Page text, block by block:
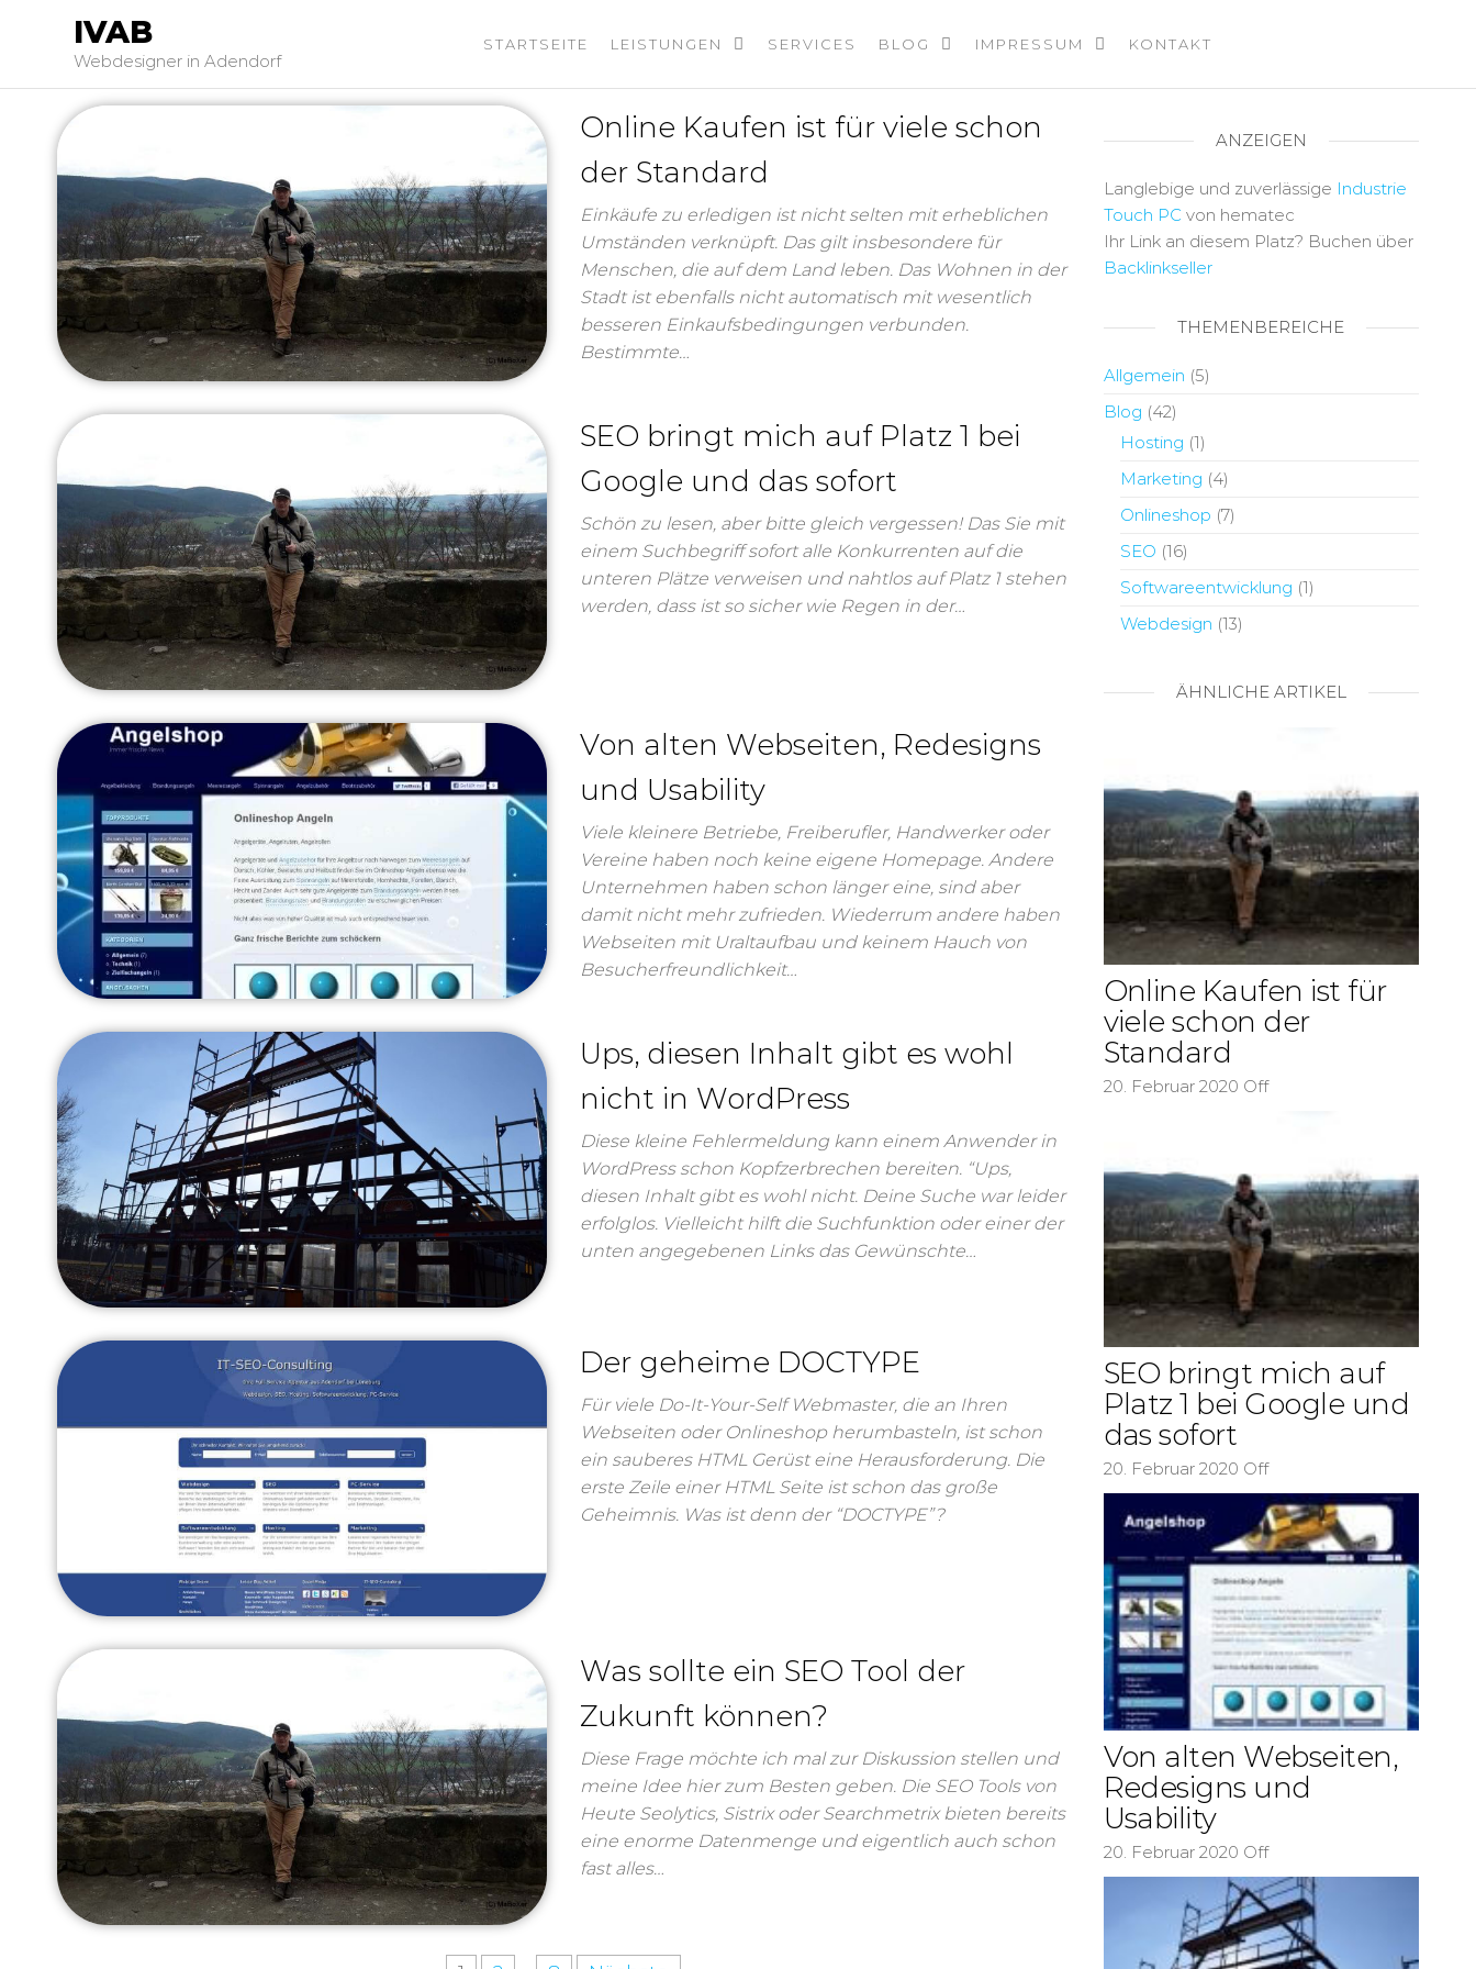
IVAB
Webdesigner in Adendorf
STARTSEITE LEISTUNGEN SERVICES BLOG IMPRESSUM KONTAKT
Online Kaufen ist für viele schon
der Standard
Einkäufe zu erledigen ist nicht selten mit erheblichen
Umständen verknüpft. Das gilt insbesondere für
Menschen, die auf dem Land leben. Das Wohnen in der
Stadt ist ebenfalls nicht automatisch mit wesentlich
besseren Einkaufsbedingungen verbunden.
Bestimmte…
SEO bringt mich auf Platz 1 bei
Google und das sofort
Schön zu lesen, aber bitte gleich vergessen! Das Sie mit
einem Suchbegriff sofort alle Konkurrenten auf die
unteren Plätze verweisen und nahtlos auf Platz 1 stehen
werden, dass ist so sicher wie Regen in der…
Von alten Webseiten, Redesigns
und Usability
Viele kleinere Betriebe, Freiberufler, Handwerker oder
Vereine haben noch keine eigene Homepage. Andere
Unternehmen haben schon länger eine, sind aber
damit nicht mehr zufrieden. Wiederrum andere haben
Webseiten mit Uraltaufbau und keinem Hauch von
Besucherfreundlichkeit…
Ups, diesen Inhalt gibt es wohl
nicht in WordPress
Diese kleine Fehlermeldung kann einem Anwender in
WordPress schon Kopfzerbrechen bereiten. “Ups,
diesen Inhalt gibt es wohl nicht. Deine Suche war leider
erfolglos. Vielleicht hilft die Suchfunktion oder einer der
unten angegebenen Links das Gewünschte…
Der geheime DOCTYPE
Für viele Do-It-Your-Self Webmaster, die an Ihren
Webseiten oder Onlineshop herumbasteln, ist schon
ein sauberes HTML Gerüst eine Herausforderung. Die
erste Zeile einer HTML Seite ist schon das große
Geheimnis. Was ist denn der “DOCTYPE”?
Was sollte ein SEO Tool der
Zukunft können?
Diese Frage möchte ich mal zur Diskussion stellen und
meine Idee hier zum Besten geben. Die SEO Tools von
Heute Seolytics, Sistrix oder Searchmetrix bieten bereits
eine enorme Datenmenge und eigentlich auch schon
fast alles…
ANZEIGEN
Langlebige und zuverlässige Industrie
Touch PC von hematec
Ihr Link an diesem Platz? Buchen über
Backlinkseller
THEMENBEREICHE
Allgemein (5)
Blog (42)
Hosting (1)
Marketing (4)
Onlineshop (7)
SEO (16)
Softwareentwicklung (1)
Webdesign (13)
ÄHNLICHE ARTIKEL
Online Kaufen ist für
viele schon der
Standard
20. Februar 2020 Off
SEO bringt mich auf
Platz 1 bei Google und
das sofort
20. Februar 2020 Off
Von alten Webseiten,
Redesigns und
Usability
20. Februar 2020 Off